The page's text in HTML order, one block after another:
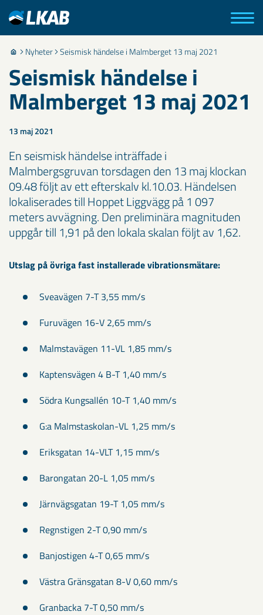
Nyheter Seismisk händelse i Malmberget 13 maj 2021
Seismisk händelse i
Malmberget 13 maj 2021
13 maj 2021
En seismisk händelse inträffade i
Malmbergsgruvan torsdagen den 13 maj klockan
09.48 följt av ett efterskalv kl.10.03. Händelsen
lokaliserades till Hoppet Liggvägg på 1 097
meters avvägning. Den preliminära magnituden
uppgår till 1,91 på den lokala skalan följt av 1,62.
Utslag på övriga fast installerade vibrationsmätare:
Sveavägen 7-T 3,55 mm/s
Furuvägen 16-V 2,65 mm/s
Malmstavägen 11-VL 1,85 mm/s
Kaptensvägen 4 B-T 1,40 mm/s
Södra Kungsallén 10-T 1,40 mm/s
G:a Malmstaskolan-VL 1,25 mm/s
Eriksgatan 14-VLT 1,15 mm/s
Barongatan 20-L 1,05 mm/s
Järnvägsgatan 19-T 1,05 mm/s
Regnstigen 2-T 0,90 mm/s
Banjostigen 4-T 0,65 mm/s
Västra Gränsgatan 8-V 0,60 mm/s
Granbacka 7-T 0,50 mm/s